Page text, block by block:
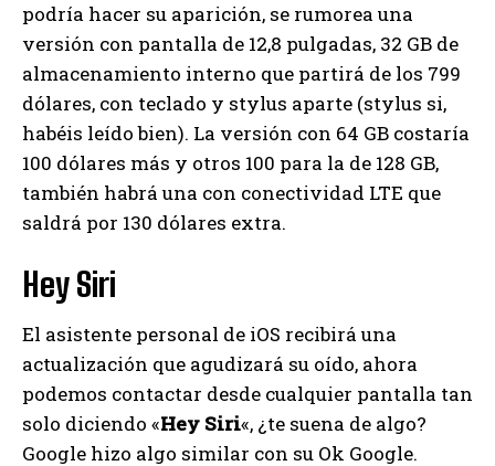
podría hacer su aparición, se rumorea una
versión con pantalla de 12,8 pulgadas, 32 GB de
almacenamiento interno que partirá de los 799
dólares, con teclado y stylus aparte (stylus si,
habéis leído bien). La versión con 64 GB costaría
100 dólares más y otros 100 para la de 128 GB,
también habrá una con conectividad LTE que
saldrá por 130 dólares extra.
Hey Siri
El asistente personal de iOS recibirá una
actualización que agudizará su oído, ahora
podemos contactar desde cualquier pantalla tan
solo diciendo «Hey Siri«, ¿te suena de algo?
Google hizo algo similar con su Ok Google.